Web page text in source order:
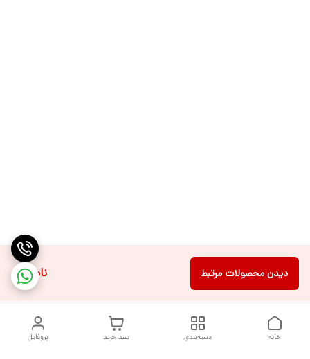
ناموجود دیدن محصولات مرتبط
پروفایل سبد خرید دسته‌بندی خانه